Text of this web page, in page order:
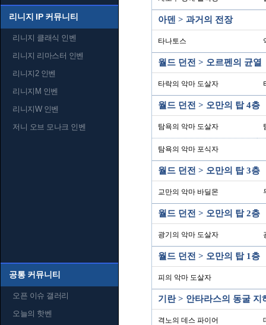
리니지 IP 커뮤니티
리니지 클래식 인벤
리니지 리마스터 인벤
리니지2 인벤
리니지M 인벤
리니지W 인벤
저니 오브 모나크 인벤
공통 커뮤니티
오픈 이슈 갤러리
오늘의 핫벤
아덴 > 과거의 전장
타나토스
월드 던전 > 오르펜의 균열
타락의 악마 도살자
월드 던전 > 오만의 탑 4층
탐욕의 악마 도살자
탐욕의 악마 포식자
월드 던전 > 오만의 탑 3층
교만의 악마 바딜몬
월드 던전 > 오만의 탑 2층
광기의 악마 도살자
월드 던전 > 오만의 탑 1층
피의 악마 도살자
기란 > 안타라스의 동굴 지
격노의 데스 파이어